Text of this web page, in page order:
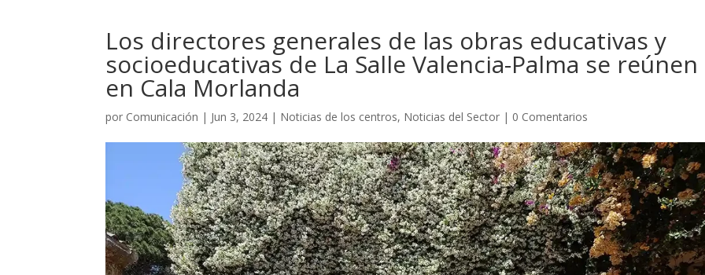
Los directores generales de las obras educativas y
socioeducativas de La Salle Valencia-Palma se reúnen
en Cala Morlanda
por Comunicación | Jun 3, 2024 | Noticias de los centros, Noticias del Sector | 0 Comentarios